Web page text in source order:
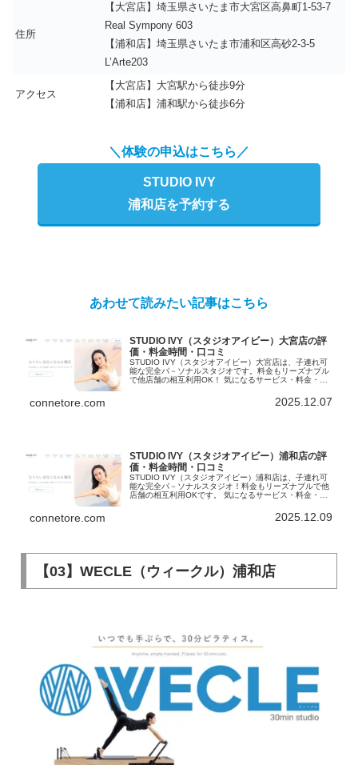
住所
【大宮店】埼玉県さいたま市大宮区高鼻町1-53-7
Real Sympony 603
【浦和店】埼玉県さいたま市浦和区高砂2-3-5
L’Arte203
アクセス
【大宮店】大宮駅から徒歩9分
【浦和店】浦和駅から徒歩6分
＼体験の申込はこちら／
STUDIO IVY
浦和店を予約する
あわせて読みたい記事はこちら
STUDIO IVY（スタジオアイビー）大宮店の評
価・料金時間・口コミ
STUDIO IVY（スタジオアイビー）大宮店は、子連れ可
能な完全パ－ソナルスタジオです。料金もリーズナブル
で他店舗の相互利用OK！ 気になるサービス・料金・口
connetore.com 2025.12.07
STUDIO IVY（スタジオアイビー）浦和店の評
価・料金時間・口コミ
STUDIO IVY（スタジオアイビー）浦和店は、子連れ可
能な完全パ－ソナルスタジオ！料金もリーズナブルで他
店舗の相互利用OKです。 気になるサービス・料金・口
connetore.com 2025.12.09
【03】WECLE（ウィークル）浦和店